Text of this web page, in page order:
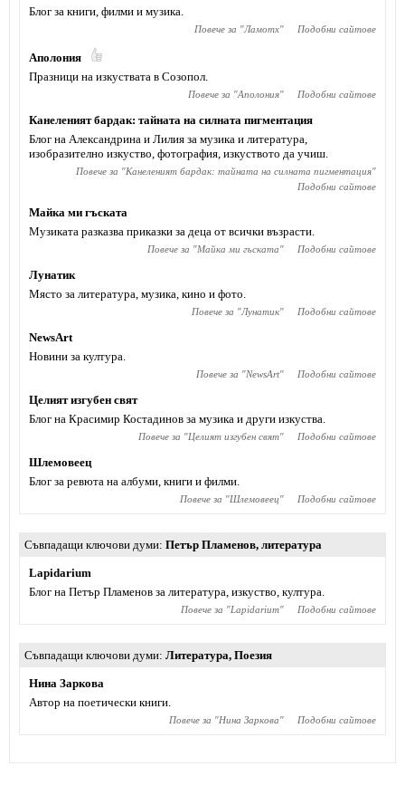
Блог за книги, филми и музика.
Повече за "Ламотх" Подобни сайтове
Аполония
Празници на изкуствата в Созопол.
Повече за "Аполония" Подобни сайтове
Канеленият бардак: тайната на силната пигментация
Блог на Александрина и Лилия за музика и литература,
изобразително изкуство, фотография, изкуството да учиш.
Повече за "Канеленият бардак: тайната на силната пигментация"
Подобни сайтове
Майка ми гъската
Музиката разказва приказки за деца от всички възрасти.
Повече за "Майка ми гъската" Подобни сайтове
Лунатик
Място за литература, музика, кино и фото.
Повече за "Лунатик" Подобни сайтове
NewsArt
Новини за култура.
Повече за "NewsArt" Подобни сайтове
Целият изгубен свят
Блог на Красимир Костадинов за музика и други изкуства.
Повече за "Целият изгубен свят" Подобни сайтове
Шлемовеец
Блог за ревюта на албуми, книги и филми.
Повече за "Шлемовеец" Подобни сайтове
Съвпадащи ключови думи Петър Пламенов, литература
Lapidarium
Блог на Петър Пламенов за литература, изкуство, култура.
Повече за "Lapidarium" Подобни сайтове
Съвпадащи ключови думи Литература, Поезия
Нина Заркова
Автор на поетически книги.
Повече за "Нина Заркова" Подобни сайтове